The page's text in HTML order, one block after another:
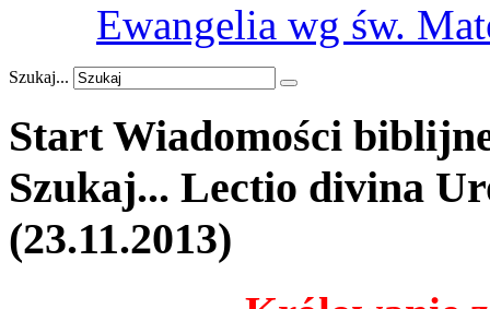
Ewangelia wg św.
Szukaj...
Start Wiadomości
Szukaj... Lectio divina
(23.11.2013)